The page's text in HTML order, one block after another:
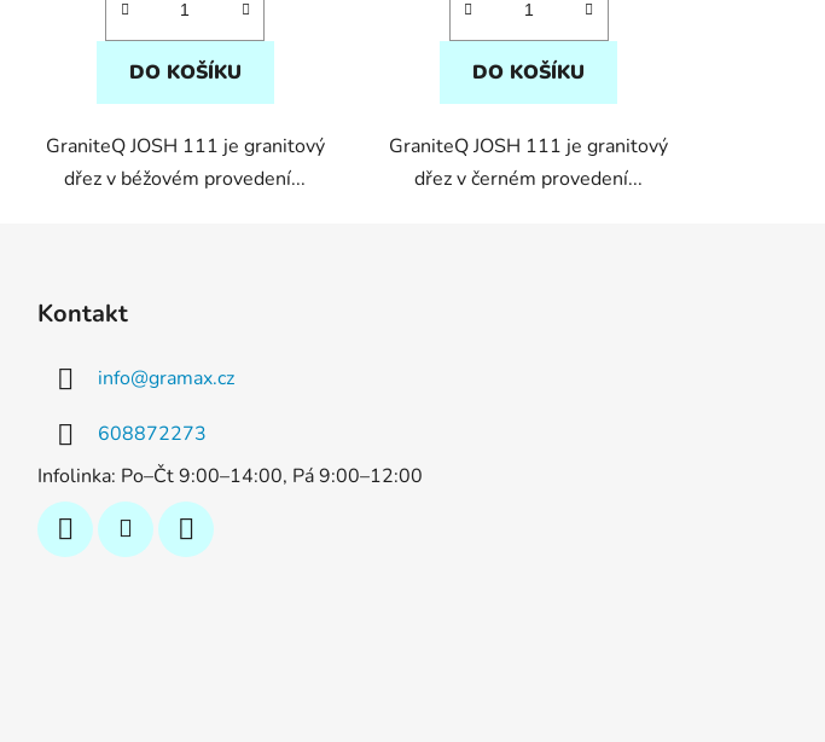
DO KOŠÍKU
GraniteQ JOSH 111 je granitový
dřez v béžovém provedení...
5
hvězdiček.
DO KOŠÍKU
GraniteQ JOSH 111 je granitový
dřez v černém provedení...
Kontakt
info@gramax.cz
608872273
Infolinka: Po–Čt 9:00–14:00, Pá 9:00–12:00